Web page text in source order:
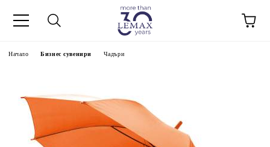
Начало Бизнес сувенири Чадъри